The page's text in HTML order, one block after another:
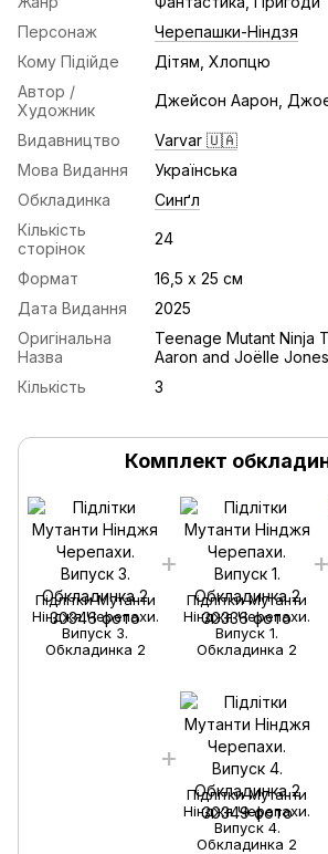
Персонаж
Черепашки-Ніндзя
Кому Підійде
Дітям, Хлопцю
Автор /
Художник
Джейсон Аарон,
Видавництво
Varvar 🇺🇦
Мова Видання
Українська
Обкладинка
Синґл
Кількість
сторінок
24
Формат
16,5 х 25 см
Дата Видання
2025
Оригінальна
Назва
Teenage Mutant Ninja
Aaron and Joëlle Jones
Кількість
3
Комплект
Підлітки Мутанти
Нінджя Черепахи.
Випуск 3.
Обкладинка 2
Підлітки Мутанти
Нінджя Черепахи.
Випуск 1.
Обкладинка 2
Підлітки Мутанти
Нінджя Черепахи.
Випуск 4.
Обкладинка 2